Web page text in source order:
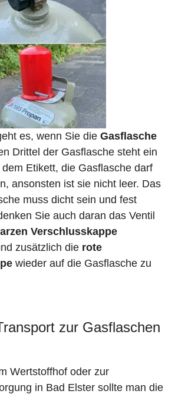
es, wenn Sie die Gasflasche
Drittel der Gasflasche steht ein
dem Etikett, die Gasflasche darf
ansonsten ist sie nicht leer. Das
muss dicht sein und fest
Sie auch daran das Ventil
Verschlusskappe
zusätzlich die rote
wieder auf die Gasflasche zu
zur Gasflaschen
Wertstoffhof oder zur
in Bad Elster sollte man die